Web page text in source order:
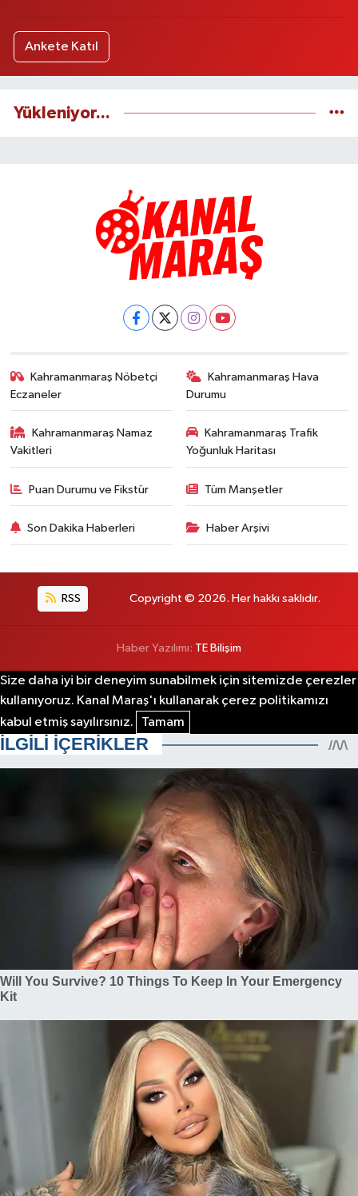
Ankete Katıl
Yükleniyor...
Kahramanmaraş Nöbetçi
Eczaneler
Kahramanmaraş Hava
Durumu
Kahramanmaraş Namaz
Vakitleri
Kahramanmaraş Trafik
Yoğunluk Haritası
Puan Durumu ve Fikstür Tüm Manşetler
Son Dakika Haberleri Haber Arşivi
RSS Copyright © 2026. Her hakkı saklıdır.
Haber Yazılımı: TE Bilişim
Size daha iyi bir deneyim sunabilmek için sitemizde çerezler
kullanıyoruz. Kanal Maraş'ı kullanarak çerez politikamızı
kabul etmiş sayılırsınız.
Tamam